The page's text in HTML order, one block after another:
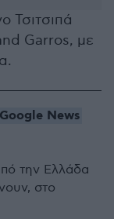
Τσιτσιπά
Garros, με
News
την Ελλάδα
στο